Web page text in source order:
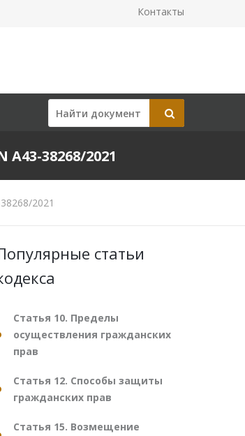
Контакты
38268/2021
2021
статьи
Статья 10. Пределы
осуществления гражданских
прав
Статья 12. Способы защиты
гражданских прав
Статья 15. Возмещение